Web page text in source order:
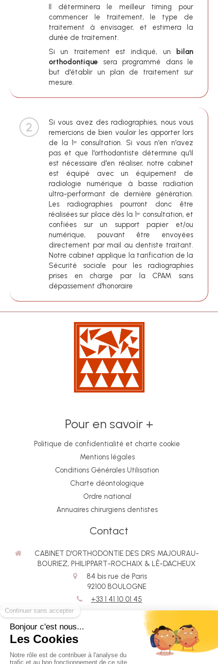
Il déterminera le meilleur timing pour
commencer le traitement, le type de
traitement à envisager, et estimera la
durée de traitement.
Si un traitement est indiqué, un
bilan
orthodontique sera programmé dans le
but d'établir un plan de traitement sur
mesure.
Si vous avez des radiographies, nous vous
remercions de bien vouloir les apporter lors
de la 1ʳᵉ consultation. Si vous n'en n'avez
pas et que l'orthodontiste détermine qu'il
est nécessaire d'en réaliser, notre cabinet
est équipé avec un équipement de
radiologie numérique à basse radiation
ultra-performant de dernière génération.
Les radiographies pourront donc être
réalisées sur place dès la 1ʳᵉ consultation, et
confiées sur un support papier et/ou
numérique, pouvant être envoyées
directement par mail au dentiste traitant.
Notre cabinet applique la tarification de la
Sécurité sociale pour les radiographies
prises en charge par la CPAM sans
dépassement d'honoraire
Pour en savoir +
Politique de confidentialité et charte cookie
Mentions légales
Conditions Générales Utilisation
Charte déontologique
Ordre national
Annuaires chirurgiens dentistes
Contact
CABINET D'ORTHODONTIE DES DRS MAJOURAU-
BOURIEZ, PHILIPPART-ROCHAIX & LÊ-DACHEUX
84 bis rue de Paris
92100 BOULOGNE
+33 1 41 10 01 45
Rechercher
©2026 Cabinet d'Orthodontie des Drs Majourau-